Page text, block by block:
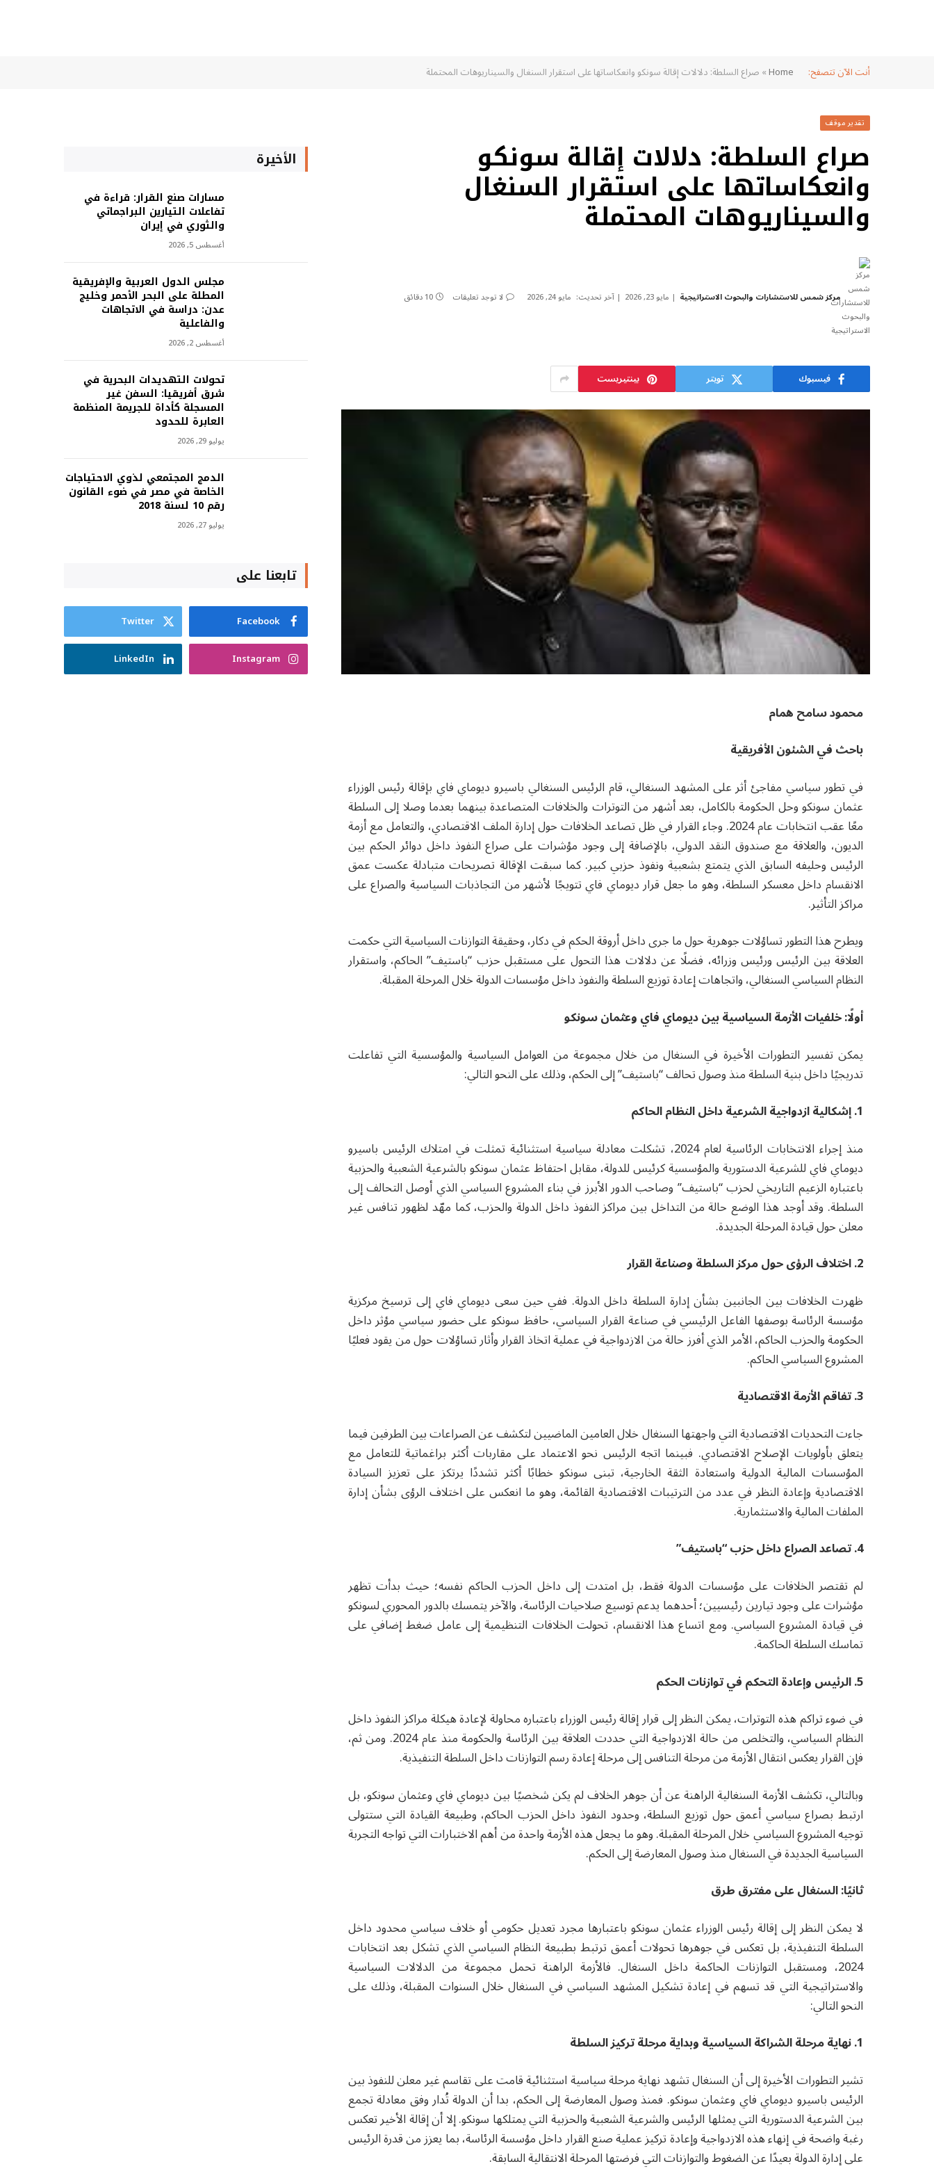
أنت الآن تتصفح: Home
»صراع السلطة: دلالات إقالة سونكو وانعكاساتها على استقرار السنغال والسيناريوهات المحتملة
تقدير موقف
صراع السلطة: دلالات إقالة سونكو
وانعكاساتها على استقرار السنغال
والسيناريوهات المحتملة
مركز شمس للاستشارات والبحوث الاستراتيجية مايو 23, 2026 آخر تحديث: مايو 24, 2026 لا توجد تعليقات 10 دقائق
فيسبوك تويتر بينتيريست
محمود سامح همام
باحث في الشئون الأفريقية
في تطور سياسي مفاجئ أثر على المشهد السنغالي، قام الرئيس السنغالي باسيرو ديوماي فاي بإقالة رئيس الوزراء
عثمان سونكو وحل الحكومة بالكامل، بعد أشهر من التوترات والخلافات المتصاعدة بينهما بعدما وصلا إلى السلطة
معًا عقب انتخابات عام 2024. وجاء القرار في ظل تصاعد الخلافات حول إدارة الملف الاقتصادي، والتعامل مع أزمة
الديون، والعلاقة مع صندوق النقد الدولي، بالإضافة إلى وجود مؤشرات على صراع النفوذ داخل دوائر الحكم بين
الرئيس وحليفه السابق الذي يتمتع بشعبية ونفوذ حزبي كبير. كما سبقت الإقالة تصريحات متبادلة عكست عمق
الانقسام داخل معسكر السلطة، وهو ما جعل قرار ديوماي فاي تتويجًا لأشهر من التجاذبات السياسية والصراع على
مراكز التأثير.
ويطرح هذا التطور تساؤلات جوهرية حول ما جرى داخل أروقة الحكم في دكار، وحقيقة التوازنات السياسية التي حكمت
العلاقة بين الرئيس ورئيس وزرائه، فضلًا عن دلالات هذا التحول على مستقبل حزب “باستيف” الحاكم، واستقرار
النظام السياسي السنغالي، واتجاهات إعادة توزيع السلطة والنفوذ داخل مؤسسات الدولة خلال المرحلة المقبلة.
أولًا: خلفيات الأزمة السياسية بين ديوماي فاي وعثمان سونكو
يمكن تفسير التطورات الأخيرة في السنغال من خلال مجموعة من العوامل السياسية والمؤسسية التي تفاعلت
تدريجيًا داخل بنية السلطة منذ وصول تحالف “باستيف” إلى الحكم، وذلك على النحو التالي:
1. إشكالية ازدواجية الشرعية داخل النظام الحاكم
منذ إجراء الانتخابات الرئاسية لعام 2024، تشكلت معادلة سياسية استثنائية تمثلت في امتلاك الرئيس باسيرو
ديوماي فاي للشرعية الدستورية والمؤسسية كرئيس للدولة، مقابل احتفاظ عثمان سونكو بالشرعية الشعبية والحزبية
باعتباره الزعيم التاريخي لحزب “باستيف” وصاحب الدور الأبرز في بناء المشروع السياسي الذي أوصل التحالف إلى
السلطة. وقد أوجد هذا الوضع حالة من التداخل بين مراكز النفوذ داخل الدولة والحزب، كما مهّد لظهور تنافس غير
معلن حول قيادة المرحلة الجديدة.
2. اختلاف الرؤى حول مركز السلطة وصناعة القرار
ظهرت الخلافات بين الجانبين بشأن إدارة السلطة داخل الدولة. ففي حين سعى ديوماي فاي إلى ترسيخ مركزية
مؤسسة الرئاسة بوصفها الفاعل الرئيسي في صناعة القرار السياسي، حافظ سونكو على حضور سياسي مؤثر داخل
الحكومة والحزب الحاكم، الأمر الذي أفرز حالة من الازدواجية في عملية اتخاذ القرار وأثار تساؤلات حول من يقود فعليًا
المشروع السياسي الحاكم.
3. تفاقم الأزمة الاقتصادية
جاءت التحديات الاقتصادية التي واجهتها السنغال خلال العامين الماضيين لتكشف عن الصراعات بين الطرفين فيما
يتعلق بأولويات الإصلاح الاقتصادي. فبينما اتجه الرئيس نحو الاعتماد على مقاربات أكثر براغماتية للتعامل مع
المؤسسات المالية الدولية واستعادة الثقة الخارجية، تبنى سونكو خطابًا أكثر تشددًا يرتكز على تعزيز السيادة
الاقتصادية وإعادة النظر في عدد من الترتيبات الاقتصادية القائمة، وهو ما انعكس على اختلاف الرؤى بشأن إدارة
الملفات المالية والاستثمارية.
4. تصاعد الصراع داخل حزب “باستيف”
لم تقتصر الخلافات على مؤسسات الدولة فقط، بل امتدت إلى داخل الحزب الحاكم نفسه؛ حيث بدأت تظهر
مؤشرات على وجود تيارين رئيسيين؛ أحدهما يدعم توسيع صلاحيات الرئاسة، والآخر يتمسك بالدور المحوري لسونكو
في قيادة المشروع السياسي. ومع اتساع هذا الانقسام، تحولت الخلافات التنظيمية إلى عامل ضغط إضافي على
تماسك السلطة الحاكمة.
5. الرئيس وإعادة التحكم في توازنات الحكم
في ضوء تراكم هذه التوترات، يمكن النظر إلى قرار إقالة رئيس الوزراء باعتباره محاولة لإعادة هيكلة مراكز النفوذ داخل
النظام السياسي، والتخلص من حالة الازدواجية التي حددت العلاقة بين الرئاسة والحكومة منذ عام 2024. ومن ثم،
فإن القرار يعكس انتقال الأزمة من مرحلة التنافس إلى مرحلة إعادة رسم التوازنات داخل السلطة التنفيذية.
وبالتالي، تكشف الأزمة السنغالية الراهنة عن أن جوهر الخلاف لم يكن شخصيًا بين ديوماي فاي وعثمان سونكو، بل
ارتبط بصراع سياسي أعمق حول توزيع السلطة، وحدود النفوذ داخل الحزب الحاكم، وطبيعة القيادة التي ستتولى
توجيه المشروع السياسي خلال المرحلة المقبلة. وهو ما يجعل هذه الأزمة واحدة من أهم الاختبارات التي تواجه التجربة
السياسية الجديدة في السنغال منذ وصول المعارضة إلى الحكم.
ثانيًا: السنغال على مفترق طرق
لا يمكن النظر إلى إقالة رئيس الوزراء عثمان سونكو باعتبارها مجرد تعديل حكومي أو خلاف سياسي محدود داخل
السلطة التنفيذية، بل تعكس في جوهرها تحولات أعمق ترتبط بطبيعة النظام السياسي الذي تشكل بعد انتخابات
2024، ومستقبل التوازنات الحاكمة داخل السنغال. فالأزمة الراهنة تحمل مجموعة من الدلالات السياسية
والاستراتيجية التي قد تسهم في إعادة تشكيل المشهد السياسي في السنغال خلال السنوات المقبلة، وذلك على
النحو التالي:
1. نهاية مرحلة الشراكة السياسية وبداية مرحلة تركيز السلطة
تشير التطورات الأخيرة إلى أن السنغال تشهد نهاية مرحلة سياسية استثنائية قامت على تقاسم غير معلن للنفوذ بين
الرئيس باسيرو ديوماي فاي وعثمان سونكو. فمنذ وصول المعارضة إلى الحكم، بدا أن الدولة تُدار وفق معادلة تجمع
بين الشرعية الدستورية التي يمثلها الرئيس والشرعية الشعبية والحزبية التي يمتلكها سونكو. إلا أن إقالة الأخير تعكس
رغبة واضحة في إنهاء هذه الازدواجية وإعادة تركيز عملية صنع القرار داخل مؤسسة الرئاسة، بما يعزز من قدرة الرئيس
على إدارة الدولة بعيدًا عن الضغوط والتوازنات التي فرضتها المرحلة الانتقالية السابقة.
الأخيرة
مسارات صنع القرار: قراءة في
تفاعلات التيارين البراجماتي
والثوري في إيران
أغسطس 5, 2026
مجلس الدول العربية والإفريقية
المطلة على البحر الأحمر وخليج
عدن: دراسة في الاتجاهات
والفاعلية
أغسطس 2, 2026
تحولات التهديدات البحرية في
شرق أفريقيا: السفن غير
المسجلة كأداة للجريمة المنظمة
العابرة للحدود
يوليو 29, 2026
الدمج المجتمعي لذوي الاحتياجات
الخاصة في مصر في ضوء القانون
رقم 10 لسنة 2018
يوليو 27, 2026
تابعنا على
Facebook
Twitter
Instagram
LinkedIn